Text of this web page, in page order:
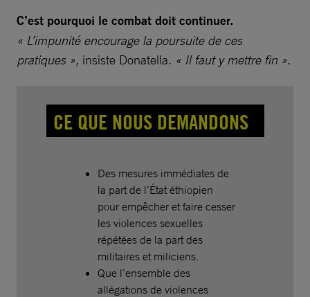
C’est pourquoi le combat doit continuer.
« L’impunité encourage la poursuite de ces
pratiques », insiste Donatella. « Il faut y mettre fin ».
CE QUE NOUS DEMANDONS
Des mesures immédiates de
la part de l’État éthiopien
pour empêcher et faire cesser
les violences sexuelles
répétées de la part des
militaires et miliciens.
Que l’ensemble des
allégations de violences